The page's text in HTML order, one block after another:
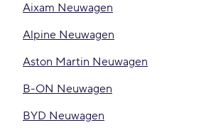
Aixam Neuwagen
Alpine Neuwagen
Aston Martin Neuwagen
B-ON Neuwagen
BYD Neuwagen